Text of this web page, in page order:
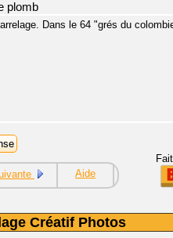
plomb
Dans le 64 "grés du
Aide
Créatif Photos